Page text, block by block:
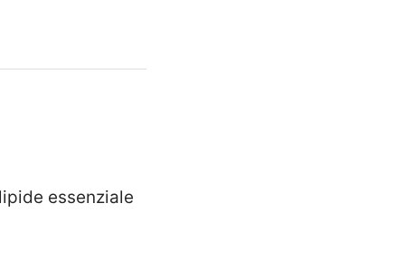
essenziale